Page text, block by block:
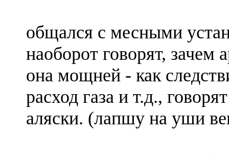
общался с месными
наоборот говорят, зачем
она мощней - как
расход газа и т.д.,
аляски. (лапшу на уши